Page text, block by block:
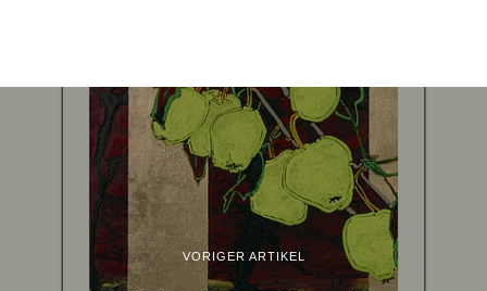
VORIGER ARTIKEL